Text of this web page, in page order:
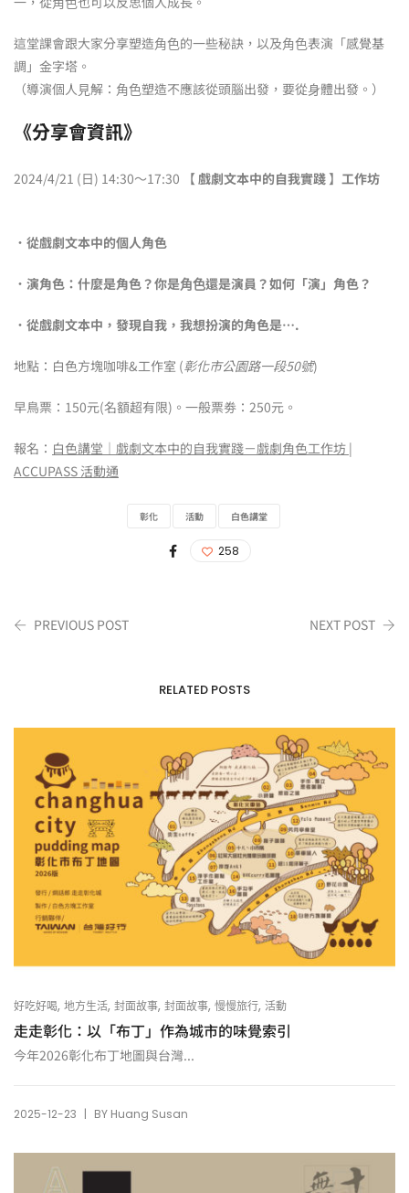
這堂課會跟⼤家分享塑造⾓⾊的⼀些秘訣，以及⾓⾊表演「感覺基
調」⾦字塔。
（導演個⼈⾒解：⾓⾊塑造不應該從頭腦出發，要從⾝體出發。）
《分享會資訊》
2024/4/21 (日) 14:30～17:30 【 戲劇文本中的自我實踐 】 工作坊
．從戲劇文本中的個人角色
．演角色：什麼是角色？你是⾓⾊還是演員？如何「演」角色？
．從戲劇文本中，發現自我，我想扮演的角色是….
地點：白色方塊咖啡&工作室 (彰化市公園路一段50號)
早鳥票：150元(名額超有限)。一般票劵：250元。
報名： 白色講堂｜戲劇文本中的自我實踐－戲劇角色工作坊 |
ACCUPASS 活動通
彰化 活動 白色講堂
258
PREVIOUS POST NEXT POST
RELATED POSTS
好吃好喝, 地方生活, 封面故事, 封面故事, 慢慢旅行, 活動
走走彰化：以「布丁」作為城市的味覺索引
今年2026彰化布丁地圖與台灣...
2025-12-23 | BY Huang Susan